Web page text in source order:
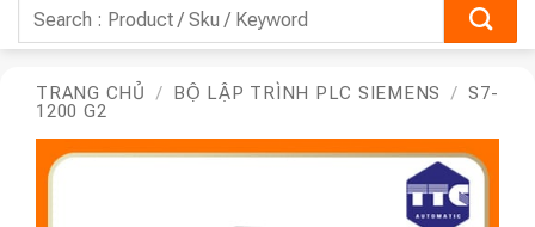
kiếm:
TRANG CHỦ / BỘ LẬP TRÌNH PLC SIEMENS / S7-
1200 G2